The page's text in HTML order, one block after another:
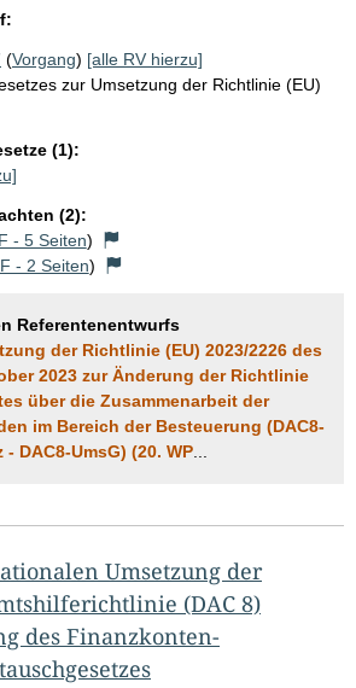
(Vorgang) [alle RV hierzu]
zur Umsetzung der Richtlinie (EU)
(1):
(2):
- 5 Seiten)
- 2 Seiten)
Referentenentwurfs
der Richtlinie (EU) 2023/2226 des
2023 zur Änderung der Richtlinie
über die Zusammenarbeit der
im Bereich der Besteuerung (DAC8-
DAC8-UmsG) (20. WP
Umsetzung der
(DAC 8)
des Finanzkonten-